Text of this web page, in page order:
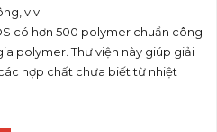
v.v.
có hơn 500 polymer chuẩn công
polymer. Thư viện này giúp giải
hợp chất chưa biết từ nhiệt